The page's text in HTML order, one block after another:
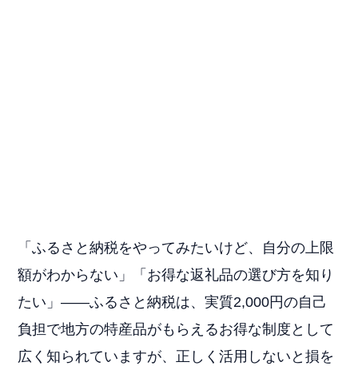
「ふるさと納税をやってみたいけど、自分の上限
額がわからない」「お得な返礼品の選び方を知り
たい」——ふるさと納税は、実質2,000円の自己
負担で地方の特産品がもらえるお得な制度として
広く知られていますが、正しく活用しないと損を